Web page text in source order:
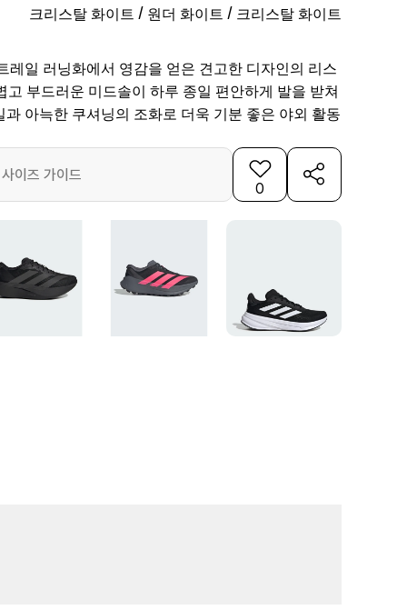
크리스탈 화이트 / 원더 화이트 / 크리스탈 화이트
레일 러닝화에서 영감을 얻은 견고한 디자인의 리스
고 부드러운 미드솔이 하루 종일 편안하게 발을 받쳐
아늑한 쿠셔닝의 조화로 더욱 기분 좋은 야외 활동
사이즈 가이드
0